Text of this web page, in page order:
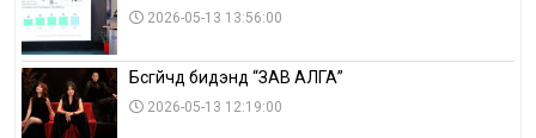
2026-05-13 13:56:00
Бүсгүйчүүд бидэнд “ЗАВ АЛГА”
2026-05-13 12:19:00